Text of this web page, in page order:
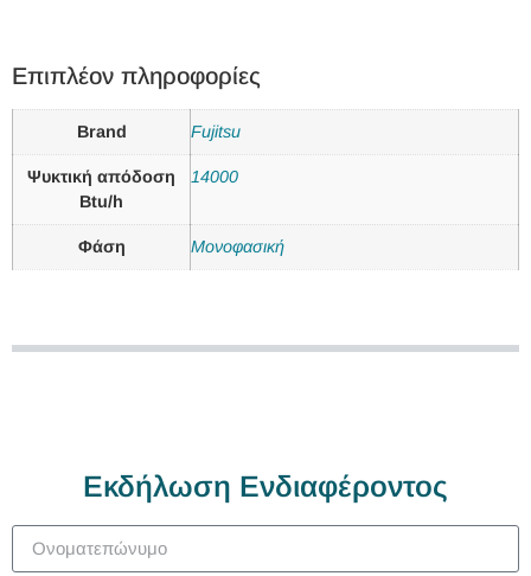
Επιπλέον πληροφορίες
Brand Fujitsu
Ψυκτική απόδοση
Btu/h
14000
Φάση Μονοφασική
Εκδήλωση Ενδιαφέροντος